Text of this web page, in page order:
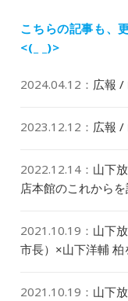
稿:
こちらの記事も、
<(_ _)>
2024.04.12 ： 広報 /
2023.12.12 ： 広報 /
2022.12.14 ： 山下
店本館のこれからを
2021.10.19 ： 山下
市長）×山下洋輔 柏
2021.10.19 ： 山下